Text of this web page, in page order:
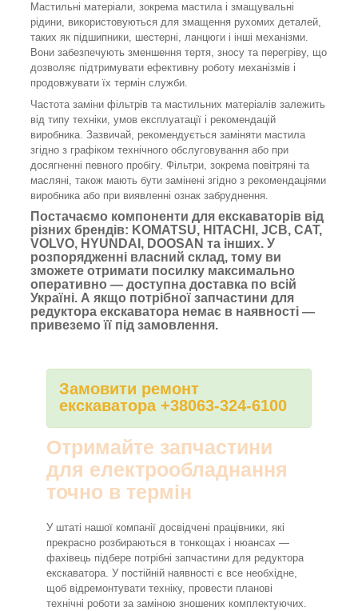
Мастильні матеріали, зокрема мастила і змащувальні
рідини, використовуються для змащення рухомих деталей,
таких як підшипники, шестерні, ланцюги і інші механізми.
Вони забезпечують зменшення тертя, зносу та перегріву, що
дозволяє підтримувати ефективну роботу механізмів і
продовжувати їх термін служби.
Частота заміни фільтрів та мастильних матеріалів залежить
від типу техніки, умов експлуатації і рекомендацій
виробника. Зазвичай, рекомендується заміняти мастила
згідно з графіком технічного обслуговування або при
досягненні певного пробігу. Фільтри, зокрема повітряні та
масляні, також мають бути замінені згідно з рекомендаціями
виробника або при виявленні ознак забруднення.
Постачаємо компоненти для екскаваторів від
різних брендів: KOMATSU, HITACHI, JCB, CAT,
VOLVO, HYUNDAI, DOOSAN та інших. У
розпорядженні власний склад, тому ви
зможете отримати посилку максимально
оперативно — доступна доставка по всій
Україні. А якщо потрібної запчастини для
редуктора екскаватора немає в наявності —
привеземо її під замовлення.
Замовити ремонт
екскаватора +38063-324-6100
Отримайте запчастини
для електрообладнання
точно в термін
У штаті нашої компанії досвідчені працівники, які
прекрасно розбираються в тонкощах і нюансах —
фахівець підбере потрібні запчастини для редуктора
екскаватора. У постійній наявності є все необхідне,
щоб відремонтувати техніку, провести планові
технічні роботи за заміною зношених комплектуючих.